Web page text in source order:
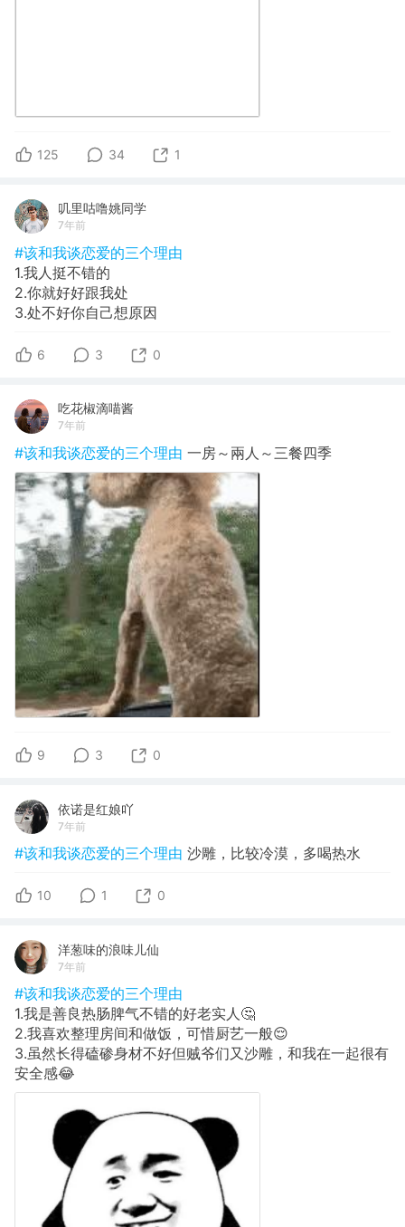
125 34 1
叽里咕噜姚同学
7年前
#该和我谈恋爱的三个理由
1.我人挺不错的
2.你就好好跟我处
3.处不好你自己想原因
6 3 0
吃花椒滴喵酱
7年前
#该和我谈恋爱的三个理由 一房～兩人～三餐四季
9 3 0
依诺是红娘吖
7年前
#该和我谈恋爱的三个理由 沙雕，比较冷漠，多喝热水
10 1 0
洋葱味的浪味儿仙
7年前
#该和我谈恋爱的三个理由
1.我是善良热肠脾气不错的好老实人🤔
2.我喜欢整理房间和做饭，可惜厨艺一般😌
3.虽然长得磕碜身材不好但贼爷们又沙雕，和我在一起很有
安全感😂